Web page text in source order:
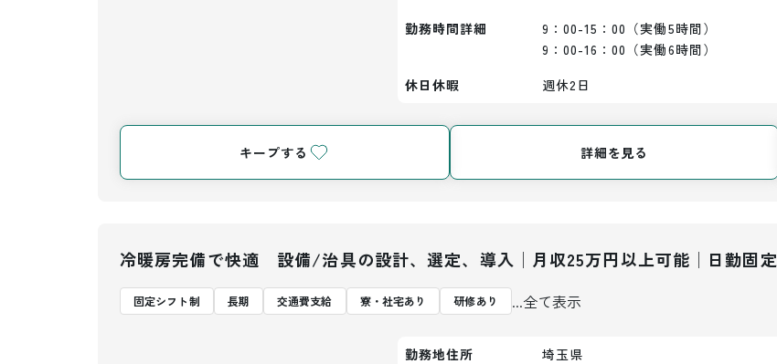
勤務時間詳細
9：00-15：00（実働5時間）
9：00-16：00（実働6時間）
休日休暇
週休2日
キープする 詳細を見る
冷暖房完備で快適 設備/治具の設計、選定、導入│月収25万円以上可能│日勤固定
固定シフト制 長期 交通費支給 寮・社宅あり 研修あり ...全て表示
勤務地住所
埼玉県